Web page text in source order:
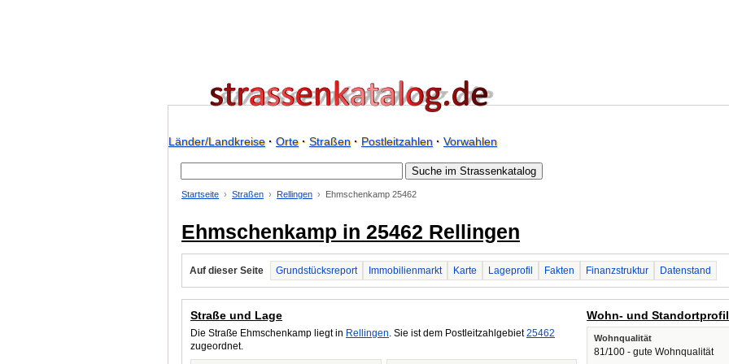
Länder/Landkreise· Orte· Straßen· Postleitzahlen· Vorwahlen
Startseite Straßen Rellingen Ehmschenkamp 25462
Ehmschenkamp in 25462 Rellingen
Auf dieser Seite Grundstücksreport Immobilienmarkt Karte Lageprofil Fakten Finanzstruktur Datenstand
Straße und Lage
Die Straße Ehmschenkamp liegt in Rellingen. Sie ist dem Postleitzahlgebiet25462
zugeordnet.
Wohn- und Standortprofil
Wohnqualität
81/100 - gute Wohnqualität